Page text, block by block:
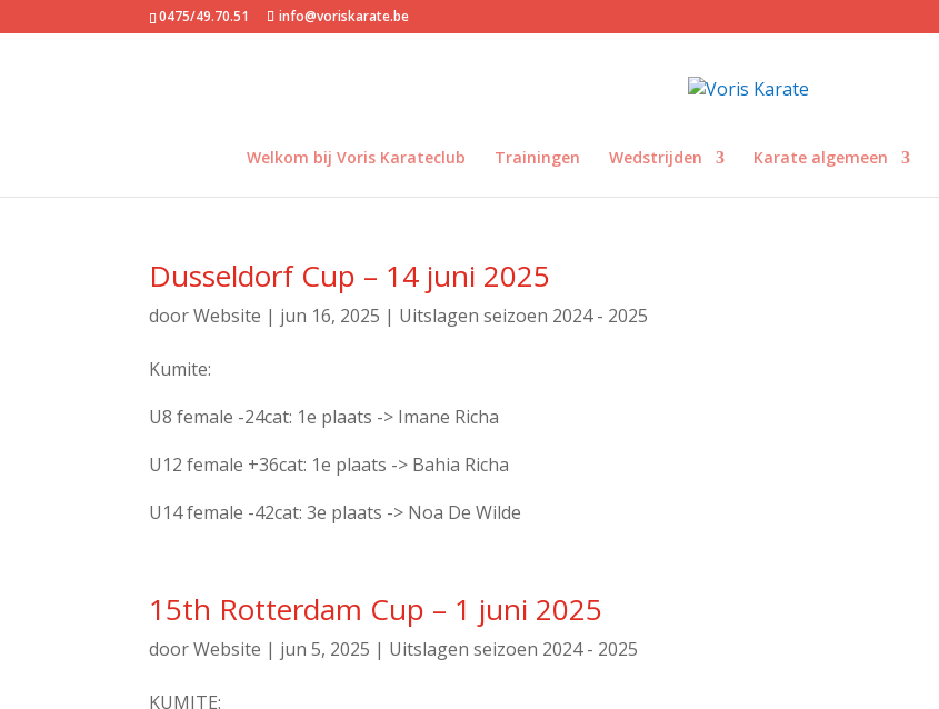
0475/49.70.51 info@voriskarate.be
Welkom bij Voris Karateclub Trainingen Wedstrijden Karate algemeen
Dusseldorf Cup – 14 juni 2025
doorWebsite | jun 16, 2025 | Uitslagen seizoen 2024 - 2025
Kumite:
U8 female -24cat: 1e plaats -> Imane Richa
U12 female +36cat: 1e plaats -> Bahia Richa
U14 female -42cat: 3e plaats -> Noa De Wilde
15th Rotterdam Cup – 1 juni 2025
doorWebsite | jun 5, 2025 | Uitslagen seizoen 2024 - 2025
KUMITE: